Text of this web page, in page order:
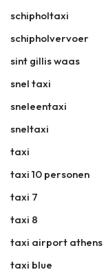
schipholtaxi
schipholvervoer
sint gillis waas
snel taxi
sneleentaxi
sneltaxi
taxi
taxi 10 personen
taxi 7
taxi 8
taxi airport athens
taxi blue